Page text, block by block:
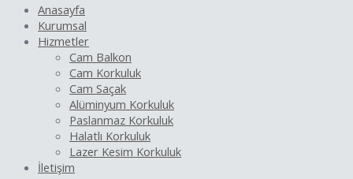
Anasayfa
Kurumsal
Hizmetler
Cam Balkon
Cam Korkuluk
Cam Saçak
Alüminyum Korkuluk
Paslanmaz Korkuluk
Halatlı Korkuluk
Lazer Kesim Korkuluk
İletişim